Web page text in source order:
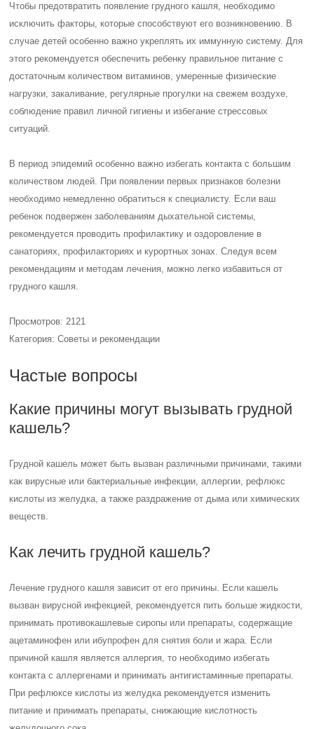
Чтобы предотвратить появление грудного кашля, необходимо
исключить факторы, которые способствуют его возникновению. В
случае детей особенно важно укреплять их иммунную систему. Для
этого рекомендуется обеспечить ребенку правильное питание с
достаточным количеством витаминов, умеренные физические
нагрузки, закаливание, регулярные прогулки на свежем воздухе,
соблюдение правил личной гигиены и избегание стрессовых
ситуаций.
В период эпидемий особенно важно избегать контакта с большим
количеством людей. При появлении первых признаков болезни
необходимо немедленно обратиться к специалисту. Если ваш
ребенок подвержен заболеваниям дыхательной системы,
рекомендуется проводить профилактику и оздоровление в
санаториях, профилакториях и курортных зонах. Следуя всем
рекомендациям и методам лечения, можно легко избавиться от
грудного кашля.
Просмотров: 2121
Категория: Советы и рекомендации
Частые вопросы
Какие причины могут вызывать грудной
кашель?
Грудной кашель может быть вызван различными причинами, такими
как вирусные или бактериальные инфекции, аллергии, рефлюкс
кислоты из желудка, а также раздражение от дыма или химических
веществ.
Как лечить грудной кашель?
Лечение грудного кашля зависит от его причины. Если кашель
вызван вирусной инфекцией, рекомендуется пить больше жидкости,
принимать противокашлевые сиропы или препараты, содержащие
ацетаминофен или ибупрофен для снятия боли и жара. Если
причиной кашля является аллергия, то необходимо избегать
контакта с аллергенами и принимать антигистаминные препараты.
При рефлюксе кислоты из желудка рекомендуется изменить
питание и принимать препараты, снижающие кислотность